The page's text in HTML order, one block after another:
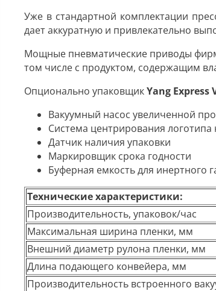
Уже в стандартной комплектации
дает аккуратную и привлекательно
Мощные пневматические приводы
том числе с продуктом, содержащим
Опционально упаковщикYang Express
Вакуумный насос увеличенной
Система центрирования
Датчик наличия упаковки
Маркировщик срока годности
Буферная емкость для инертного
Технические характеристики:
Производительность, упаковок/час
Максимальная ширина пленки, мм
Внешний диаметр рулона пленки, мм
Длина подающего конвейера, мм
Производительность встроенного